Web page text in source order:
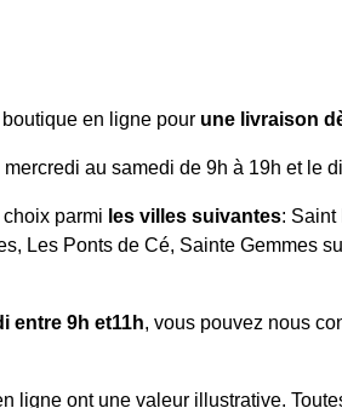
en ligne pour une livraison
au samedi de 9h à 19h et le
parmi les villes suivantes: Saint
Les Ponts de Cé, Sainte Gemmes
entre 9h et11h, vous pouvez nous
ligne ont une valeur illustrative.